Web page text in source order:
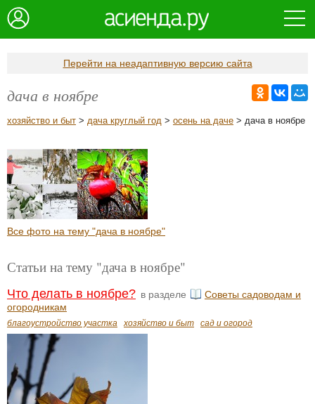
Перейти на неадаптивную версию сайта
дача в ноябре
хозяйство и быт > дача круглый год > осень на даче > дача в ноябре
Все фото на тему "дача в ноябре"
Статьи на тему "дача в ноябре"
Что делать в ноябре? в разделе
Советы садоводам и
огородникам
благоустройство участка хозяйство и быт сад и огород